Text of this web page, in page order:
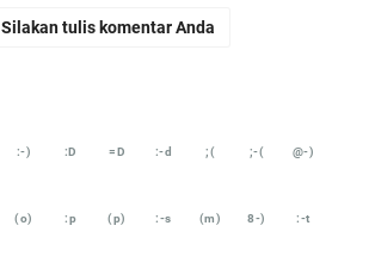
Silakan tulis komentar Anda
:-) :D =D :-d ;( ;-( @-)
(o) :p (p) :-s (m) 8-) :-t